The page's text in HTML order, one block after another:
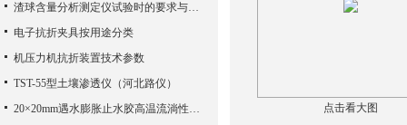
点击看大图
渣球含量分析测定仪试验时的要求与要点总结
电子抗折夹具按用途分类
机压力机抗折装置技术参数
TST-55型土壤渗透仪（河北路仪）
20×20mm遇水膨胀止水胶高温流淌性试验板下载